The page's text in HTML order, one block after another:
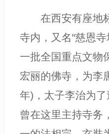
在西安有座地标
寺内，又名"慈恩
一批全国重点文物
宏丽的佛寺，为李
年)，太子李治为
曾在这里主持寺务